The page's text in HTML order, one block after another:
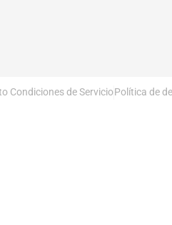
Condiciones de ServicioPolítica de